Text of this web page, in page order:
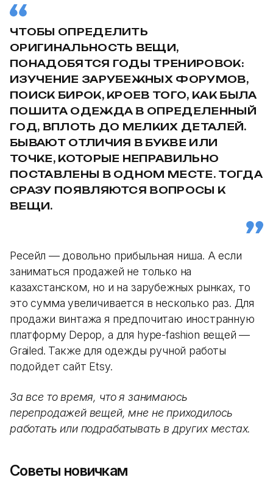
ЧТОБЫ ОПРЕДЕЛИТЬ
ОРИГИНАЛЬНОСТЬ ВЕЩИ,
ПОНАДОБЯТСЯ ГОДЫ ТРЕНИРОВОК:
ИЗУЧЕНИЕ ЗАРУБЕЖНЫХ ФОРУМОВ,
ПОИСК БИРОК, КРОЕВ ТОГО, КАК БЫЛА
ПОШИТА ОДЕЖДА В ОПРЕДЕЛЕННЫЙ
ГОД, ВПЛОТЬ ДО МЕЛКИХ ДЕТАЛЕЙ.
БЫВАЮТ ОТЛИЧИЯ В БУКВЕ ИЛИ
ТОЧКЕ, КОТОРЫЕ НЕПРАВИЛЬНО
ПОСТАВЛЕНЫ В ОДНОМ МЕСТЕ. ТОГДА
СРАЗУ ПОЯВЛЯЮТСЯ ВОПРОСЫ К
ВЕЩИ.
Ресейл — довольно прибыльная ниша. А если
заниматься продажей не только на
казахстанском, но и на зарубежных рынках, то
это сумма увеличивается в несколько раз. Для
продажи винтажа я предпочитаю иностранную
платформу Depop, а для hype-fashion вещей —
Grailed. Также для одежды ручной работы
подойдет сайт Etsy.
За все то время, что я занимаюсь
перепродажей вещей, мне не приходилось
работать или подрабатывать в других местах.
Советы новичкам